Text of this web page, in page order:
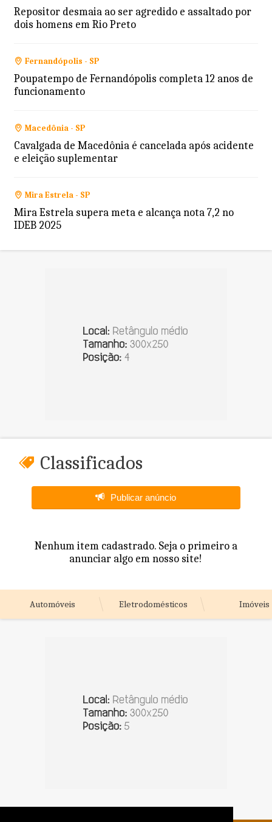
Repositor desmaia ao ser agredido e assaltado por
dois homens em Rio Preto
Fernandópolis - SP
Poupatempo de Fernandópolis completa 12 anos de
funcionamento
Macedônia - SP
Cavalgada de Macedônia é cancelada após acidente
e eleição suplementar
Mira Estrela - SP
Mira Estrela supera meta e alcança nota 7,2 no
IDEB 2025
Classificados
Publicar anúncio
Nenhum item cadastrado. Seja o primeiro a
anunciar algo em nosso site!
Automóveis Eletrodomésticos Imóveis